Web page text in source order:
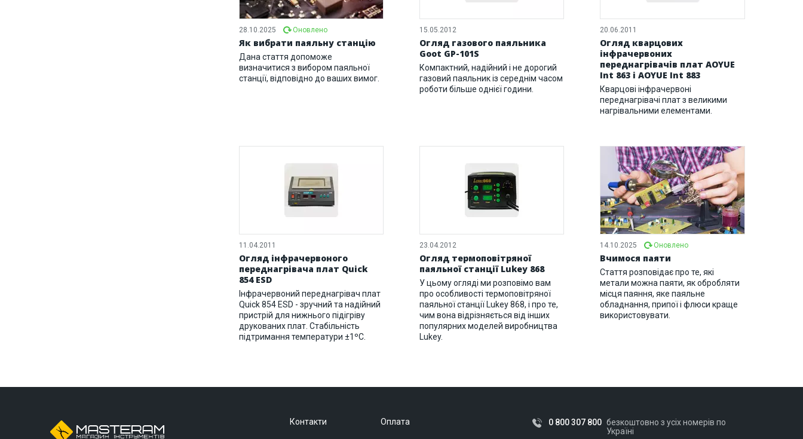
28.10.2025 Оновлено
Як вибрати паяльну станцію
Дана стаття допоможе
визначитися з вибором паяльної
станції, відповідно до ваших вимог.
15.05.2012
Огляд газового паяльника
Goot GP-101S
Компактний, надійний і не дорогий
газовий паяльник із середнім часом
роботи більше однієї години.
20.06.2011
Огляд кварцових
інфрачервоних
переднагрівачів плат AOYUE
Int 863 і AOYUE Int 883
Кварцові інфрачервоні
переднагрівачі плат з великими
нагрівальними елементами.
11.04.2011
Огляд інфрачервоного
переднагрівача плат Quick
854 ESD
Інфрачервоний переднагрівач плат
Quick 854 ESD - зручний та надійний
пристрій для нижнього підігріву
друкованих плат. Стабільність
підтримання температури ±1ºC.
23.04.2012
Огляд термоповітряної
паяльної станції Lukey 868
У цьому огляді ми розповімо вам
про особливості термоповітряної
паяльної станції Lukey 868, і про те,
чим вона відрізняється від інших
популярних моделей виробництва
Lukey.
14.10.2025 Оновлено
Вчимося паяти
Стаття розповідає про те, які
метали можна паяти, як обробляти
місця паяння, яке паяльне
обладнання, припої і флюси краще
використовувати.
Контакти Оплата 0 800 307 800 безкоштовно з усіх номерів по
Україні